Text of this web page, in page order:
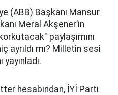
(ABB) Başkanı Mansur
Meral Akşener’in
paylaşımını
ayrıldı mı? Milletin sesi
hesabından, İYİ Parti